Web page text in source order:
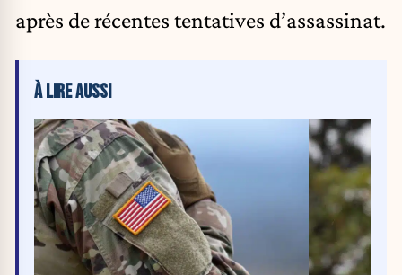
après de récentes tentatives d’assassinat.
À LIRE AUSSI